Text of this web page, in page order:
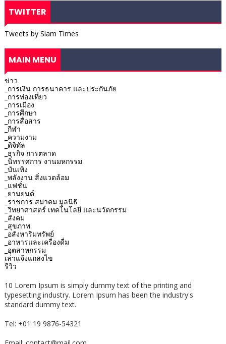
TWITTER
Tweets by Siam Times
MAIN MENU
ข่าว
_การเงิน การธนาคาร และประกันภัย
_การท่องเที่ยว
_การเมือง
_การศึกษา
_การสื่อสาร
_กีฬา
_ความงาม
_ดิจิทัล
_ธุรกิจ การตลาด
_นิทรรศการ งานมหกรรม
_บันเทิง
_พลังงาน สิ่งแวดล้อม
_แฟชั่น
_ยานยนต์
_ราชการ สมาคม มูลนิธิ
_วิทยาศาสตร์ เทคโนโลยี และนวัตกรรม
_สังคม
_สุขภาพ
_อสังหาริมทรัพย์
_อาหารและเครื่องดื่ม
_อุตสาหกรรม
เล่าแจ้งแถลงไข
รีวิว
10 Lorem Ipsum is simply dummy text of the printing and
typesetting industry. Lorem Ipsum has been the industry's
standard dummy text.
Tel: +01 19 9876-54321